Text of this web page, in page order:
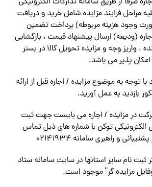
مراحل فرایند مزایده شامل خرید و دریافت
وجود هزینه مربوطه) پرداخت تضمین
(ودیعه) ارسال پیشنهاد قیمت ، بازگشایی
، واریز وجه و مزایده تحویل کالا در بستر
پذیر می باشد.
با توجه به موضوع مزایده / اجاره قبل از ارائه
بازدید به عمل آورید.
در مزایده / اجاره می بایست جهت ثبت
الکترونیکی توکن با شماره های ذیل تماس
و راهبری سامانه ۰۲۱۴۱۹۳۴
نام سایر استانها در سایت سامانه ستاد
مزایده گر” موجود است.